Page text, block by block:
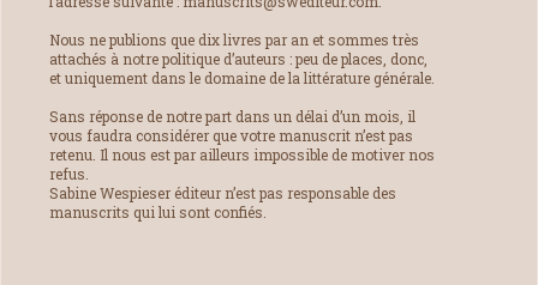
Nous ne publions que dix livres par an et sommes très
attachés à notre politique d’auteurs : peu de places, donc,
et uniquement dans le domaine de la littérature générale.
Sans réponse de notre part dans un délai d’un mois, il
vous faudra considérer que votre manuscrit n’est pas
retenu. Il nous est par ailleurs impossible de motiver nos
refus.
Sabine Wespieser éditeur n’est pas responsable des
manuscrits qui lui sont confiés.